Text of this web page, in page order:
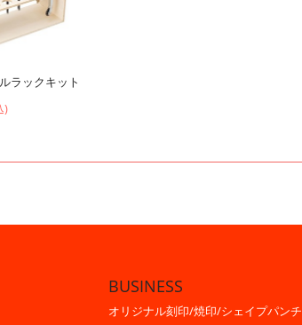
ラックキット
)
BUSINESS
オリジナル刻印/焼印/シェイプパンチ